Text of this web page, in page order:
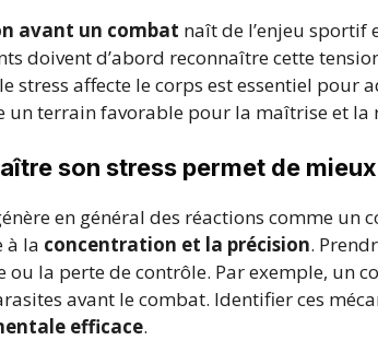
avant un combat naît de l’enjeu sportif
doivent d’abord reconnaître cette
stress affecte le corps est essentiel pour
un terrain favorable pour la maîtrise et la
son stress permet de
en général des réactions comme un
à la concentration et la précision.
ou la perte de contrôle. Par exemple, un
avant le combat. Identifier ces
efficace.